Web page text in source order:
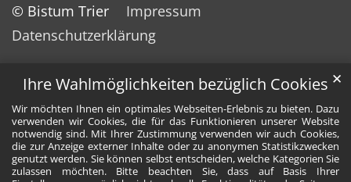
Ihre Wahlmöglichkeiten bezüglich Cookies
Wir möchten Ihnen ein optimales Webseiten-Erlebnis zu bieten. Dazu
verwenden wir Cookies, die für das Funktionieren unserer Website
notwendig sind. Mit Ihrer Zustimmung verwenden wir auch Cookies,
die zur Anzeige externer Inhalte oder zu anonymen Statistikzwecken
genutzt werden. Sie können selbst entscheiden, welche Kategorien Sie
zulassen möchten. Bitte beachten Sie, dass auf Basis Ihrer
✕
© Bistum Trier
Impressum
Datenschutzerklärung